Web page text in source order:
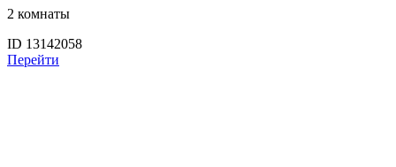
2 комнаты
ID 13142058
Перейти